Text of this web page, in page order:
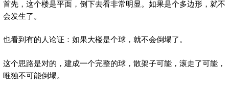
首先，这个楼是平面，倒下去看非常明显。如果是个多边形，就不
会发生了。
也看到有的人论证：如果大楼是个球，就不会倒塌了。
这个思路是对的，建成一个完整的球，散架子可能，滚走了可能，
唯独不可能倒塌。